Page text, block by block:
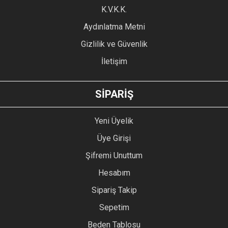
Ürün fiyatı diğer sitelerden daha pahalı.
GÖNDER
K.V.K.K.
Aydınlatma Metni
Gizlilik ve Güvenlik
İletişim
SİPARİŞ
Yeni Üyelik
Üye Girişi
Şifremi Unuttum
Hesabım
Sipariş Takip
Sepetim
Beden Tablosu